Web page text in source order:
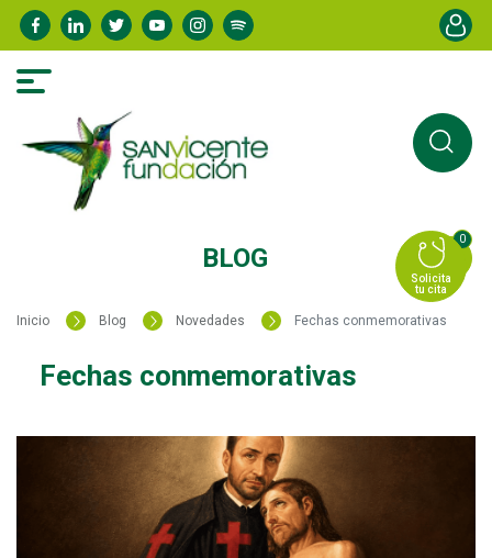
Pasar
al
Menú
BLOG
0
Inicio Blog Novedades Fechas conmemorativas
Fechas conmemorativas
Solicita
tu cita